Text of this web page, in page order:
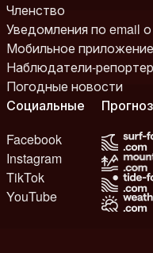
Членство
Уведомления по email
Мобильное
Наблюдатели-
Погодные новости
Социальные
Facebook
Instagram
TikTok
YouTube